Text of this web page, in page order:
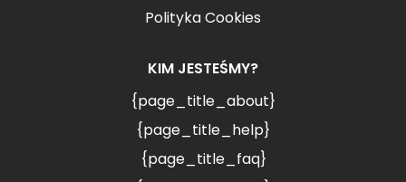
Polityka Cookies
KIM JESTEŚMY?
{page_title_about}
{page_title_help}
{page_title_faq}